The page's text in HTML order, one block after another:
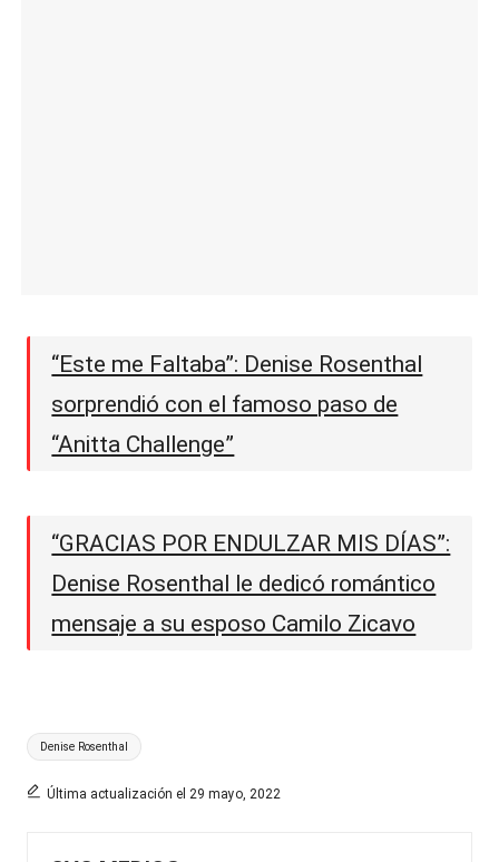
“Este me Faltaba”: Denise Rosenthal
sorprendió con el famoso paso de
“Anitta Challenge”
“GRACIAS POR ENDULZAR MIS DÍAS”:
Denise Rosenthal le dedicó romántico
mensaje a su esposo Camilo Zicavo
Etiquetas:
Denise Rosenthal
Última actualización el 29 mayo, 2022